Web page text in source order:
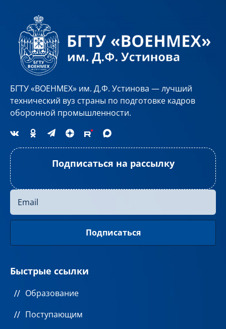
БГТУ «ВОЕНМЕХ» им. Д.Ф. Устинова — лучший
технический вуз страны по подготовке кадров
оборонной промышленности.
Подписаться на рассылку
Быстрые ссылки
Образование
Поступающим